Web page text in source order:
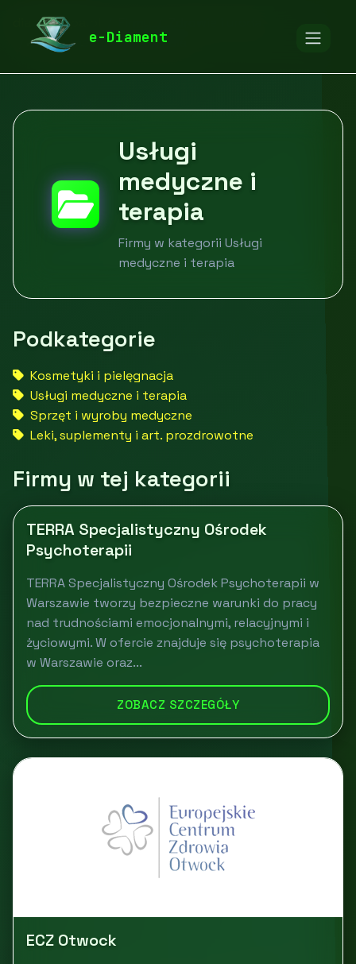
e-Diament
diamentspa.pl
Usługi medyczne i terapia
Usługi
medyczne i
terapia
Firmy w kategorii Usługi
medyczne i terapia
Podkategorie
Kosmetyki i pielęgnacja
Usługi medyczne i terapia
Sprzęt i wyroby medyczne
Leki, suplementy i art. prozdrowotne
Firmy w tej kategorii
TERRA Specjalistyczny Ośrodek
Psychoterapii
TERRA Specjalistyczny Ośrodek Psychoterapii w
Warszawie tworzy bezpieczne warunki do pracy
nad trudnościami emocjonalnymi, relacyjnymi i
życiowymi. W ofercie znajduje się psychoterapia
w Warszawie oraz...
ZOBACZ SZCZEGÓŁY
ECZ Otwock